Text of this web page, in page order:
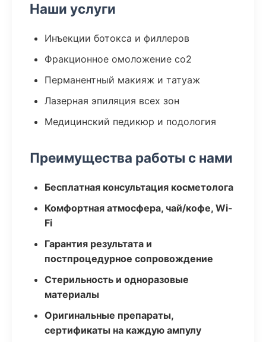
Наши услуги
Инъекции ботокса и филлеров
Фракционное омоложение co2
Перманентный макияж и татуаж
Лазерная эпиляция всех зон
Медицинский педикюр и подология
Преимущества работы с нами
Бесплатная консультация косметолога
Комфортная атмосфера, чай/кофе, Wi-
Fi
Гарантия результата и
постпроцедурное сопровождение
Стерильность и одноразовые
материалы
Оригинальные препараты,
сертификаты на каждую ампулу